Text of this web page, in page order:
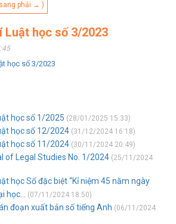
phải → )
Luật học số 3/2023
học số 3/2023
học số 1/2025 (28/01/2025 15:33)
học số 12/2024 (31/12/2024 16:18)
học số 11/2024 (30/11/2024 20:49)
of Legal Studies No. 1/2024 (25/11/2024
học Số đặc biệt “Kỉ niệm 45 năm ngày
(07/11/2024 18:50)
đoạn xuất bản số tiếng Anh (06/11/2024